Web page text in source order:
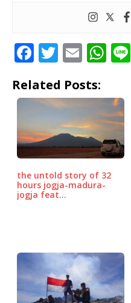
F
c
e
b
o
o
k
T
it
te
r
E
ai
W
at
s
A
p
p
Related Posts:
the untold story of 32
hours jogja-madura-
jogja feat…